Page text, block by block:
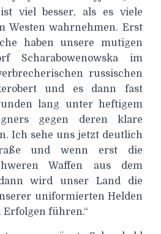
viel besser, als es viele
Westen wahrnehmen. Erst
haben unsere mutigen
Scharabowenowska im
russischen
und es dann fast
lang unter heftigem
gegen deren klare
Ich sehe uns jetzt deutlich
und wenn erst die
Waffen aus dem
wird unser Land die
uniformierten Helden
führen.“